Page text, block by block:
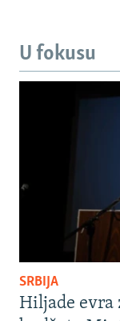
U fokusu
SRBIJA
Hiljade evra